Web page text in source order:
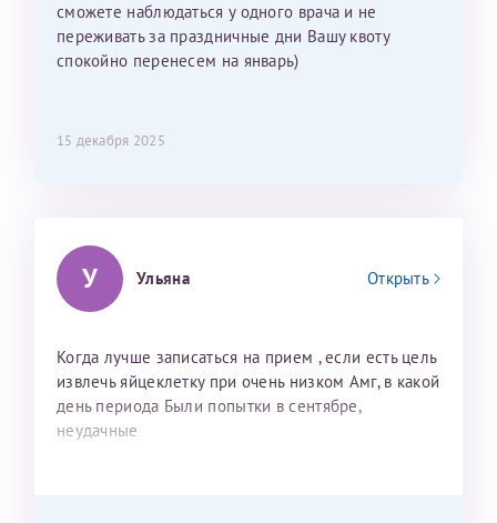
сможете наблюдаться у одного врача и не
переживать за праздничные дни Вашу квоту
спокойно перенесем на январь)
15 декабря 2025
У Ульяна Открыть
Когда лучше записаться на прием , если есть цель
извлечь яйцеклетку при очень низком Амг, в какой
день периода Были попытки в сентябре,
неудачные